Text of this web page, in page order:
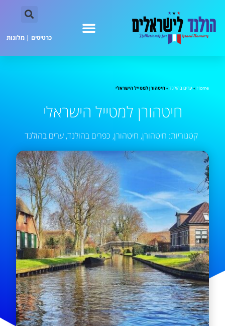
כרטיסים | מלונות
Home
» ערים בהולנד»חיטהורן למטייל הישראלי
חיטהורן למטייל הישראלי
קטגוריות: חיטהורן, חיטהורן, כפרים בהולנד, ערים בהולנד